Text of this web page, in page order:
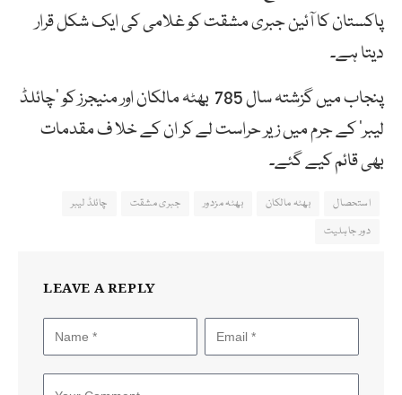
پاکستان کا آئین جبری مشقت کو غلامی کی ایک شکل قرار
دیتا ہے۔
پنجاب میں گزشتہ سال 785 بھٹہ مالکان اور منیجرز کو ’چائلڈ
لیبر‘ کے جرم میں زیر حراست لے کر ان کے خلا ف مقدمات
بھی قائم کیے گئے۔
استحصال بھٹہ مالکان بھٹہ مزدور جبری مشقت
چائلڈ لیبر
دور جاہلیت
LEAVE A REPLY